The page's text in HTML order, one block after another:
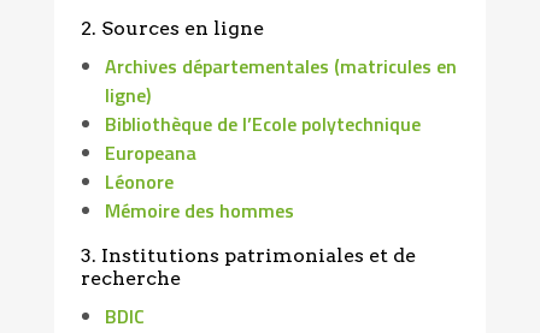
2. Sources en ligne
Archives départementales (matricules en
ligne)
Bibliothèque de l’Ecole polytechnique
Europeana
Léonore
Mémoire des hommes
3. Institutions patrimoniales et de
recherche
BDIC